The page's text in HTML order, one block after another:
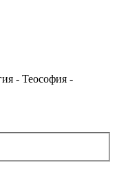
- Теософия -